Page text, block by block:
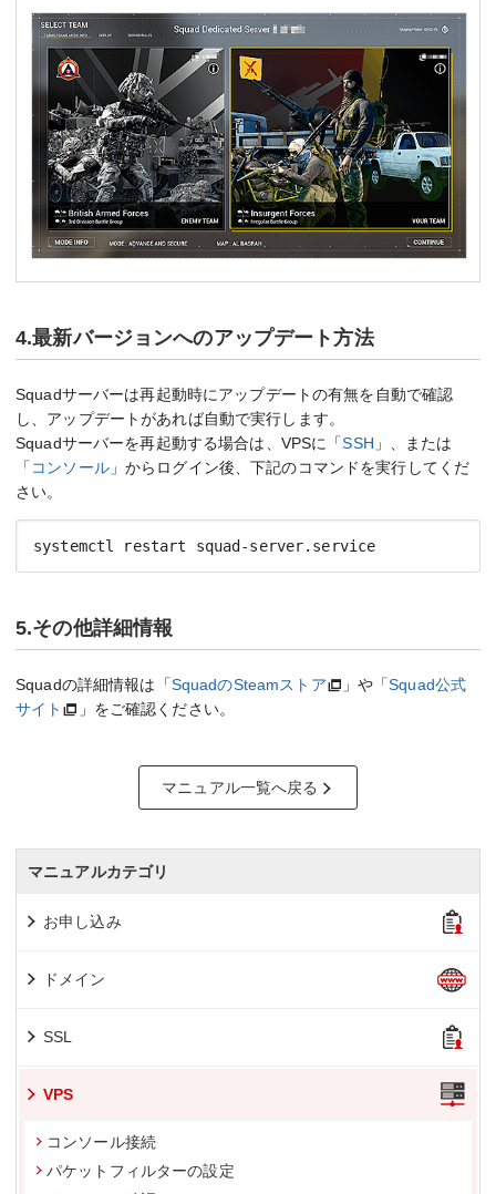
4.最新バージョンへのアップデート方法
Squadサーバーは再起動時にアップデートの有無を自動で確認
し、アップデートがあれば自動で実行します。
Squadサーバーを再起動する場合は、VPSに「SSH 」、または
「 コンソール」からログイン後、下記のコマンドを実行してくだ
さい。
systemctl restart squad-server.service
5.その他詳細情報
Squadの詳細情報は「SquadのSteamストア 」や「Squad公式
サイト
」をご確認ください。
マニュアル一覧へ戻る
マニュアルカテゴリ
お申し込み
ドメイン
SSL
VPS
コンソール接続
パケットフィルターの設定